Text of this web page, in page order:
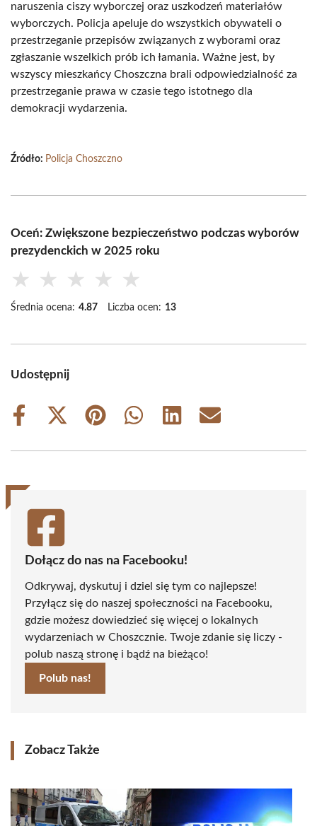
naruszenia ciszy wyborczej oraz uszkodzeń materiałów
wyborczych. Policja apeluje do wszystkich obywateli o
przestrzeganie przepisów związanych z wyborami oraz
zgłaszanie wszelkich prób ich łamania. Ważne jest, by
wszyscy mieszkańcy Choszczna brali odpowiedzialność za
przestrzeganie prawa w czasie tego istotnego dla
demokracji wydarzenia.
Źródło: Policja Choszczno
Oceń: Zwiększone bezpieczeństwo podczas wyborów
prezydenckich w 2025 roku
★ ★ ★ ★ ★
Średnia ocena: 4.87 Liczba ocen: 13
Udostępnij
Share
Share
(Twitter)
Share
Share
Share
Share
Dołącz do nas na Facebooku!
Odkrywaj, dyskutuj i dziel się tym co najlepsze!
Przyłącz się do naszej społeczności na Facebooku,
gdzie możesz dowiedzieć się więcej o lokalnych
wydarzeniach w Choszcznie. Twoje zdanie się liczy -
polub naszą stronę i bądź na bieżąco!
Polub nas!
Zobacz Także